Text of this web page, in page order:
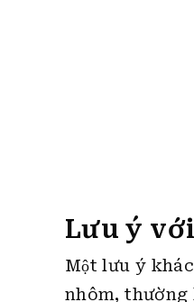
Do đó, các
nhiều